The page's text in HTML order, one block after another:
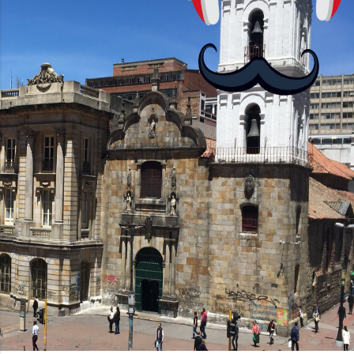
La aplicación Duolingo fue lanzada en
2012 y cuenta con más de 37 millones
de usuarios activos diarios. Desde 2022,
ha empeza...